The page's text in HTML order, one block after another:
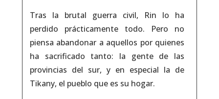
Tras la brutal guerra civil, Rin lo ha
perdido prácticamente todo. Pero no
piensa abandonar a aquellos por quienes
ha sacrificado tanto: la gente de las
provincias del sur, y en especial la de
Tikany, el pueblo que es su hogar.